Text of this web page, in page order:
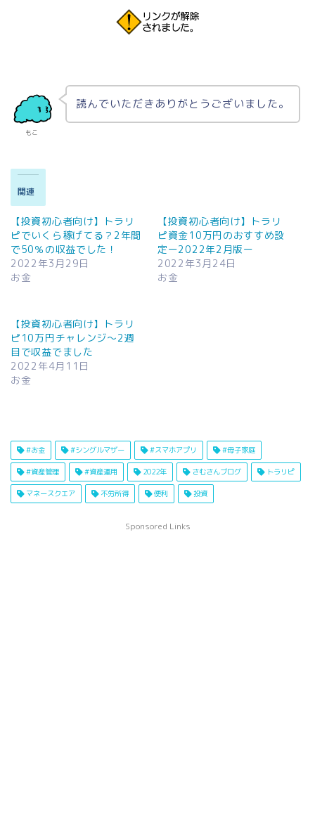
もこ
読んでいただきありがとうございました。
関連
【投資初心者向け】トラリ
ピでいくら稼げてる？2年間
で50％の収益でした！
2022年3月29日
お金
【投資初心者向け】トラリ
ピ資金10万円のおすすめ設
定ー2022年2月版ー
2022年3月24日
お金
【投資初心者向け】トラリ
ピ10万円チャレンジ～2週
目で収益でました
2022年4月11日
お金
#お金 #シングルマザー #スマホアプリ #母子家庭
#資産管理 #資産運用 2022年 さむさんブログ トラリピ
マネースクエア 不労所得 便利 投資
Sponsored Links